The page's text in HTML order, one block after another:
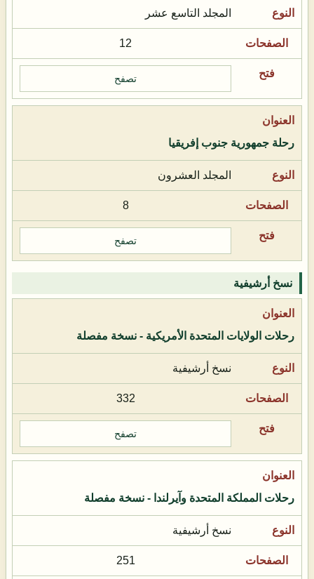
المجلد التاسع عشر
12
تصفح
رحلة جمهورية جنوب إفريقيا
المجلد العشرون
8
تصفح
نسخ أرشيفية
رحلات الولايات المتحدة الأمريكية - نسخة مفصلة
نسخ أرشيفية
332
تصفح
رحلات المملكة المتحدة وآيرلندا - نسخة مفصلة
نسخ أرشيفية
251